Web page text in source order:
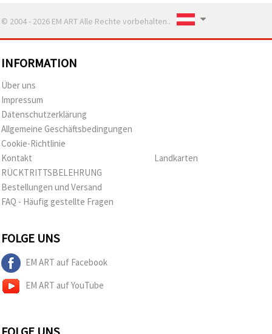
© 2004 - 2026 EM ART Alle Rechte vorbehalten..
INFORMATION
Über uns
Impressum
Datenschutzerklärung
Allgemeine Geschäftsbedingungen
Cookie-Richtlinie
Kontakt
RÜCKTRITTSBELEHRUNG
Bestellungen und Versand
FAQ - Häufig gestellte Fragen
Landkarten
FOLGE UNS
EM ART auf Facebook
EM ART auf YouTube